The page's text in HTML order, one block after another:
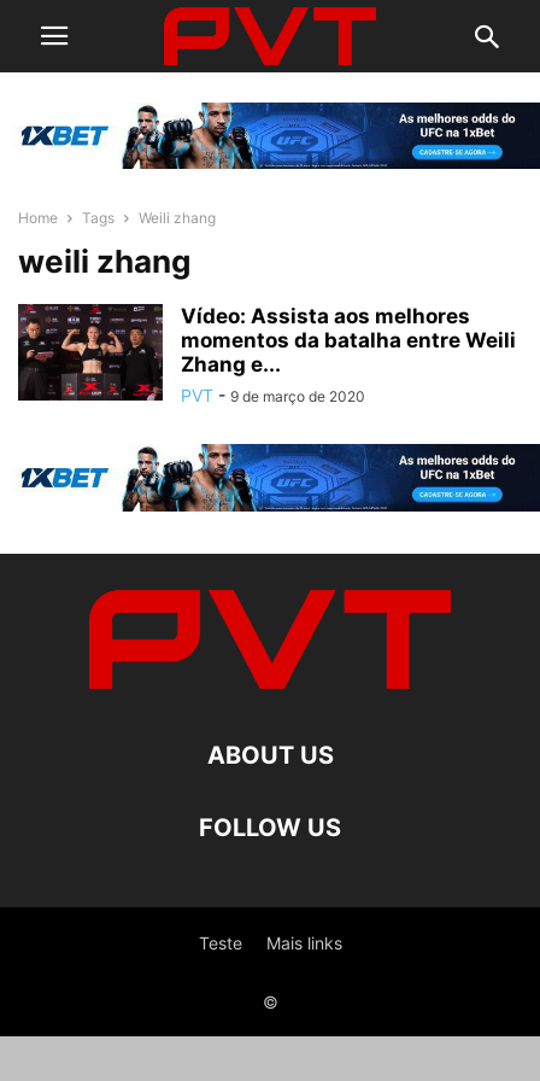
Home Tags Weili zhang
weili zhang
Vídeo: Assista aos melhores
momentos da batalha entre Weili
Zhang e...
PVT - 9 de março de 2020
ABOUT US
FOLLOW US
Teste Mais links
©